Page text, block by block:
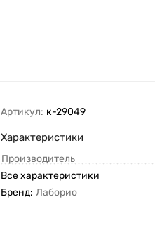
Артикул: к-29049
Характеристики
Производитель
Все характеристики
Бренд: Лаборио